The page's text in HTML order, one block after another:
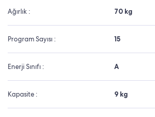
Ağırlık : 70 kg
Program Sayısı : 15
Enerji Sınıfı : A
Kapasite : 9 kg